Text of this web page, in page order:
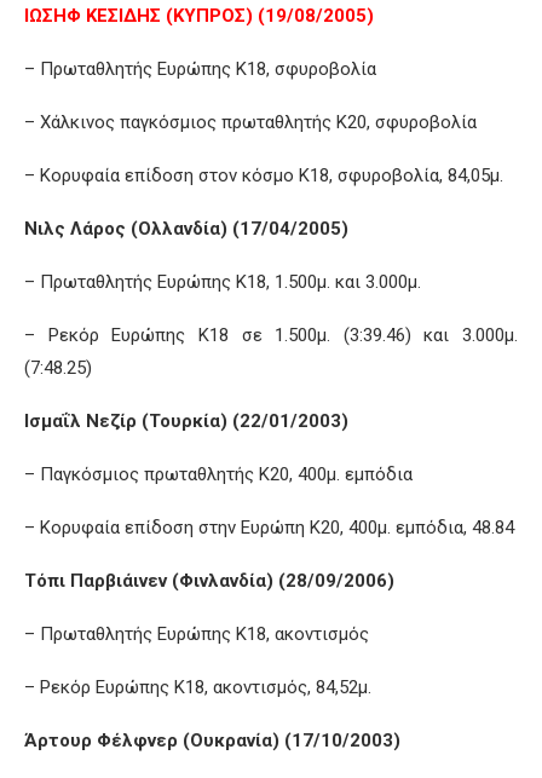
ΙΩΣΗΦ ΚΕΣΙΔΗΣ (ΚΥΠΡΟΣ) (19/08/2005)
– Πρωταθλητής Ευρώπης Κ18, σφυροβολία
– Χάλκινος παγκόσμιος πρωταθλητής Κ20, σφυροβολία
– Κορυφαία επίδοση στον κόσμο Κ18, σφυροβολία, 84,05μ.
Νιλς Λάρος (Ολλανδία) (17/04/2005)
– Πρωταθλητής Ευρώπης Κ18, 1.500μ. και 3.000μ.
– Ρεκόρ Ευρώπης Κ18 σε 1.500μ. (3:39.46) και 3.000μ.
(7:48.25)
Ισμαΐλ Νεζίρ (Τουρκία) (22/01/2003)
– Παγκόσμιος πρωταθλητής Κ20, 400μ. εμπόδια
– Κορυφαία επίδοση στην Ευρώπη Κ20, 400μ. εμπόδια, 48.84
Τόπι Παρβιάινεν (Φινλανδία) (28/09/2006)
– Πρωταθλητής Ευρώπης Κ18, ακοντισμός
– Ρεκόρ Ευρώπης Κ18, ακοντισμός, 84,52μ.
Άρτουρ Φέλφνερ (Ουκρανία) (17/10/2003)